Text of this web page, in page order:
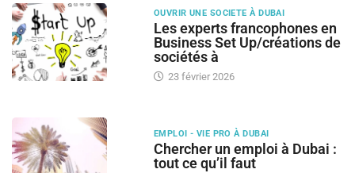
OUVRIR UNE SOCIETE À DUBAI
Les experts francophones en
Business Set Up/créations de
sociétés à
23 février 2026
EMPLOI - VIE PRO À DUBAI
Chercher un emploi à Dubai :
tout ce qu’il faut